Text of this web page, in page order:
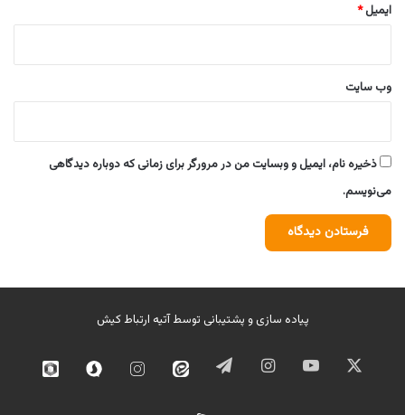
ایمیل*
وب‌ سایت
ذخیره نام، ایمیل و وبسایت من در مرورگر برای زمانی که دوباره دیدگاهی
می‌نویسم.
پیاده سازی و پشتیبانی توسطآتیه ارتباط کیش
ایکس یوتیوب اینستاگرامتلگرام ایتا
اینستاگرامسروش